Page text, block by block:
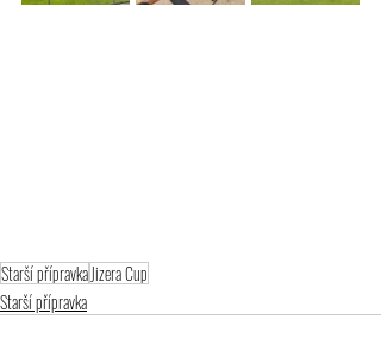
Starší přípravkaJizera Cup
Starší přípravka